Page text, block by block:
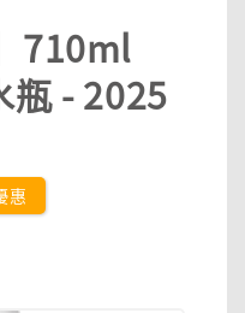
710ml
瓶 - 2025
惠